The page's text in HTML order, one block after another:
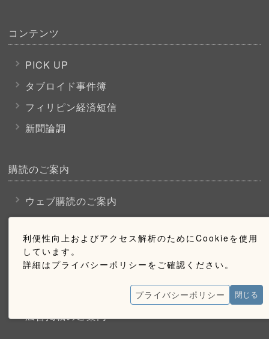
利便性向上およびアクセス解析のためにCookieを使用
しています。
詳細はプライバシーポリシーをご確認ください。
プライバシーポリシー 閉じる
コンテンツ
PICK UP
タブロイド事件簿
フィリピン経済短信
新聞論調
購読のご案内
ウェブ購読のご案内
お問い合わせ
採用情報
広告掲載のご案内